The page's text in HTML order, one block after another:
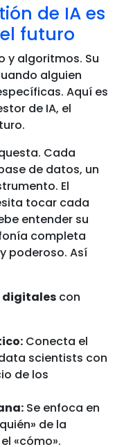
de IA es
futuro
y algoritmos. Su
alguien
Aquí es
de IA, el
Cada
de datos, un
El
tocar cada
entender su
completa
poderoso. Así
digitales con
Conecta el
scientists con
de los
Se enfoca en
de la
«cómo».